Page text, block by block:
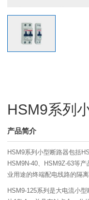
HSM9系列
产品简介
HSM9系列小型断路器包括
HSM9N-40、HSM9Z-63等
业用途的终端配电线路的隔
HSM9-125系列是大电流小